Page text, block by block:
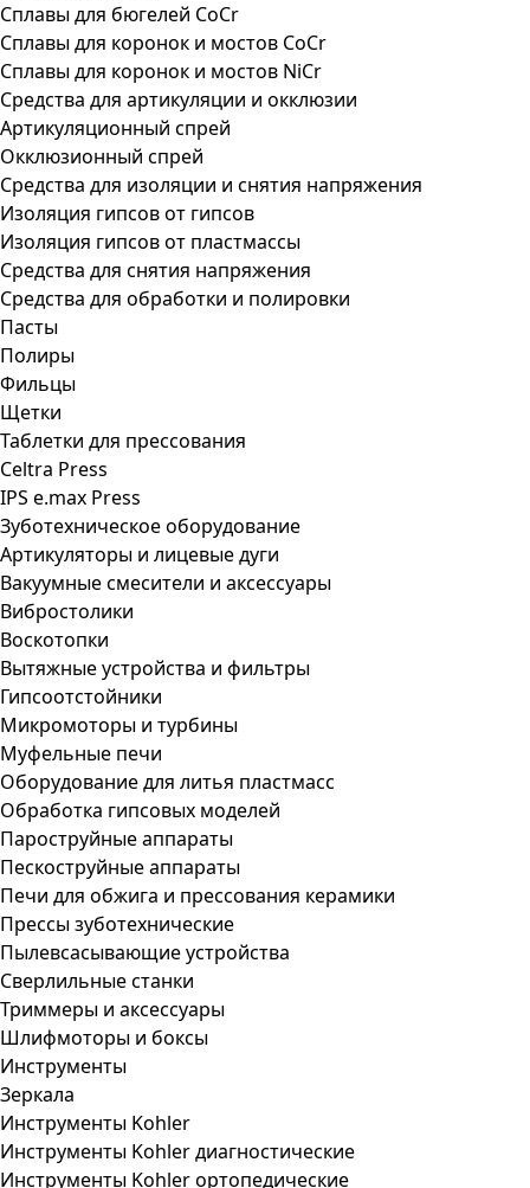
Сплавы для бюгелей CoCr
Сплавы для коронок и мостов CoCr
Сплавы для коронок и мостов NiCr
Средства для артикуляции и окклюзии
Артикуляционный спрей
Окклюзионный спрей
Средства для изоляции и снятия напряжения
Изоляция гипсов от гипсов
Изоляция гипсов от пластмассы
Средства для снятия напряжения
Средства для обработки и полировки
Пасты
Полиры
Фильцы
Щетки
Таблетки для прессования
Celtra Press
IPS e.max Press
Зуботехническое оборудование
Артикуляторы и лицевые дуги
Вакуумные смесители и аксессуары
Вибростолики
Воскотопки
Вытяжные устройства и фильтры
Гипсоотстойники
Микромоторы и турбины
Муфельные печи
Оборудование для литья пластмасс
Обработка гипсовых моделей
Пароструйные аппараты
Пескоструйные аппараты
Печи для обжига и прессования керамики
Прессы зуботехнические
Пылевсасывающие устройства
Сверлильные станки
Триммеры и аксессуары
Шлифмоторы и боксы
Инструменты
Зеркала
Инструменты Kohler
Инструменты Kohler диагностические
Инструменты Kohler ортопедические